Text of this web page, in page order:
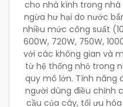
cho nhà kính trong
ngừa hư hại do nước
nhiều mức công suất
600W, 720W, 750W,
với các không gian và
từ hệ thống nhỏ trong
quy mô lớn. Tính năng
người dùng điều chỉnh
cầu của cây, tối ưu